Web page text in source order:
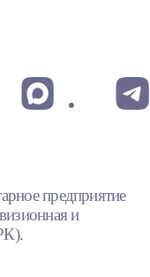
предприятие
и